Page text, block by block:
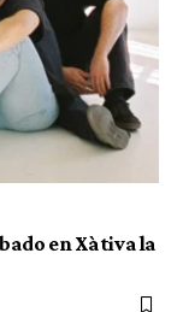
en Xàtiva la